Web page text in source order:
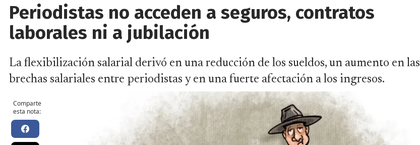
Periodistas no acceden a seguros, contratos
laborales ni a jubilación
La flexibilización salarial derivó en una reducción de los sueldos, un aumento en las
brechas salariales entre periodistas y en una fuerte afectación a los ingresos.
Comparte
esta nota: